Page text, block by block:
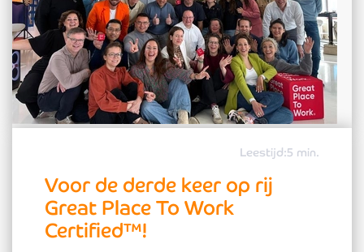
Leestijd:5 min.
Voor de derde keer op rij
Great Place To Work
Certified™!